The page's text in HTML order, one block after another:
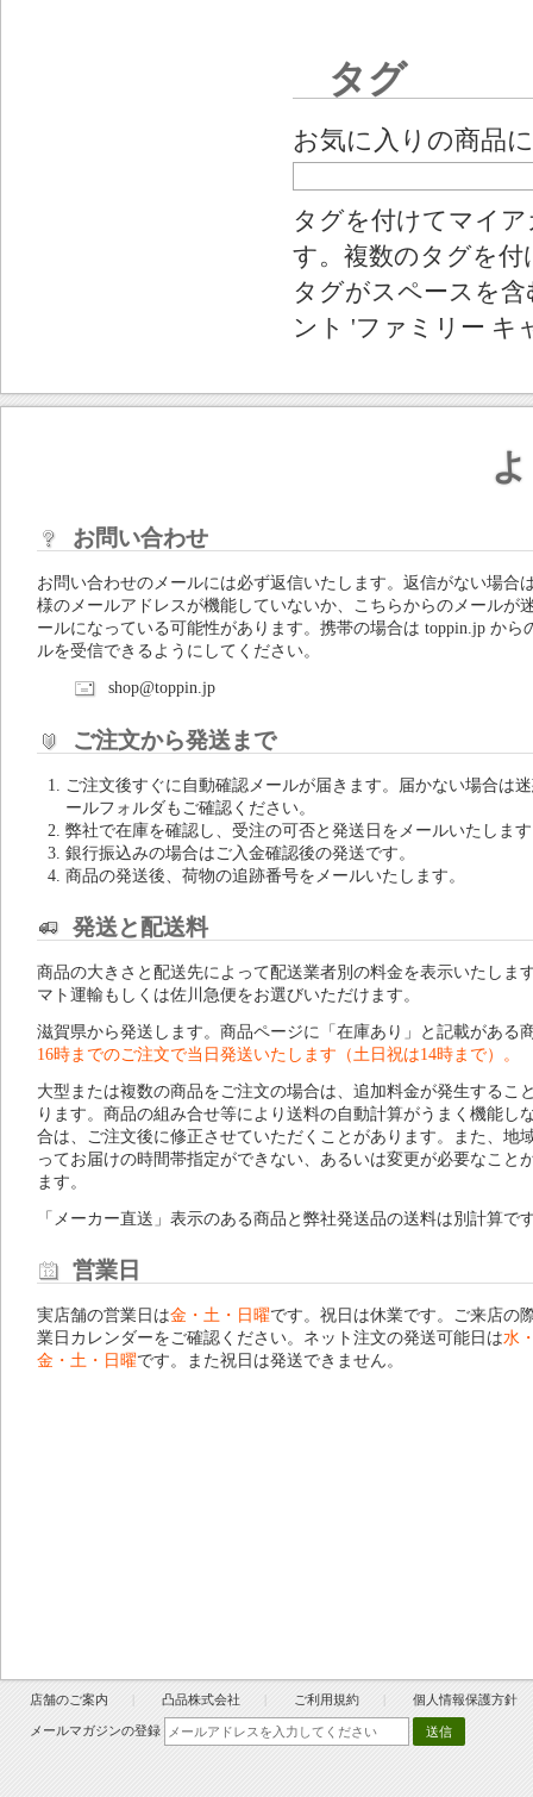
タグ
お気に入りの商品
タグを付けてマイ
す。複数のタグを
タグがスペースを
ント 'ファミリー キ
お問い合わせ
お問い合わせのメールには必ず返信いたします。返信がない場合
様のメールアドレスが機能していないか、こちらからのメールが
ールになっている可能性があります。携帯の場合は toppin.jp から
ルを受信できるようにしてください。
shop@toppin.jp
ご注文から発送まで
ご注文後すぐに自動確認メールが届きます。届かない場合は
ールフォルダもご確認ください。
弊社で在庫を確認し、受注の可否と発送日をメールいたしま
銀行振込みの場合はご入金確認後の発送です。
商品の発送後、荷物の追跡番号をメールいたします。
発送と配送料
商品の大きさと配送先によって配送業者別の料金を表示いたしま
マト運輸もしくは佐川急便をお選びいただけます。
滋賀県から発送します。商品ページに「在庫あり」と記載がある
16時までのご注文で当日発送いたします（土日祝は14時まで）。
大型または複数の商品をご注文の場合は、追加料金が発生するこ
ります。商品の組み合せ等により送料の自動計算がうまく機能し
合は、ご注文後に修正させていただくことがあります。また、地
ってお届けの時間帯指定ができない、あるいは変更が必要なこと
ます。
「メーカー直送」表示のある商品と弊社発送品の送料は別計算で
営業日
実店舗の営業日は金・土・日曜です。祝日は休業です。ご来店の
業日カレンダーをご確認ください。ネット注文の発送可能日は水
金・土・日曜です。また祝日は発送できません。
店舗のご案内 凸品株式会社 ご利用規約 個人情報保護方針
メールマガジンの登録 送信